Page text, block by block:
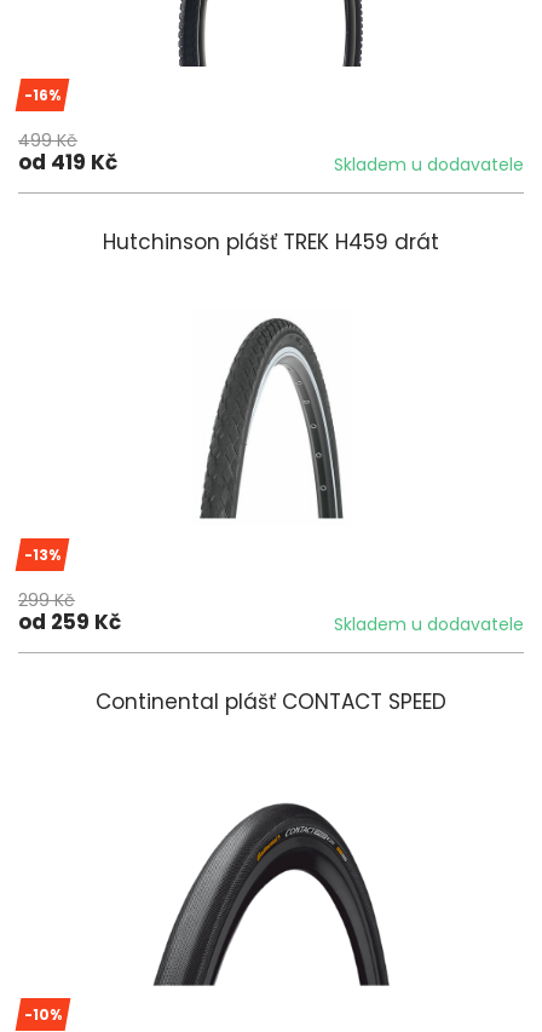
-16%
499 Kč
od 419 Kč Skladem u dodavatele
Hutchinson plášť TREK H459 drát
-13%
299 Kč
od 259 Kč Skladem u dodavatele
Continental plášť CONTACT SPEED
-10%